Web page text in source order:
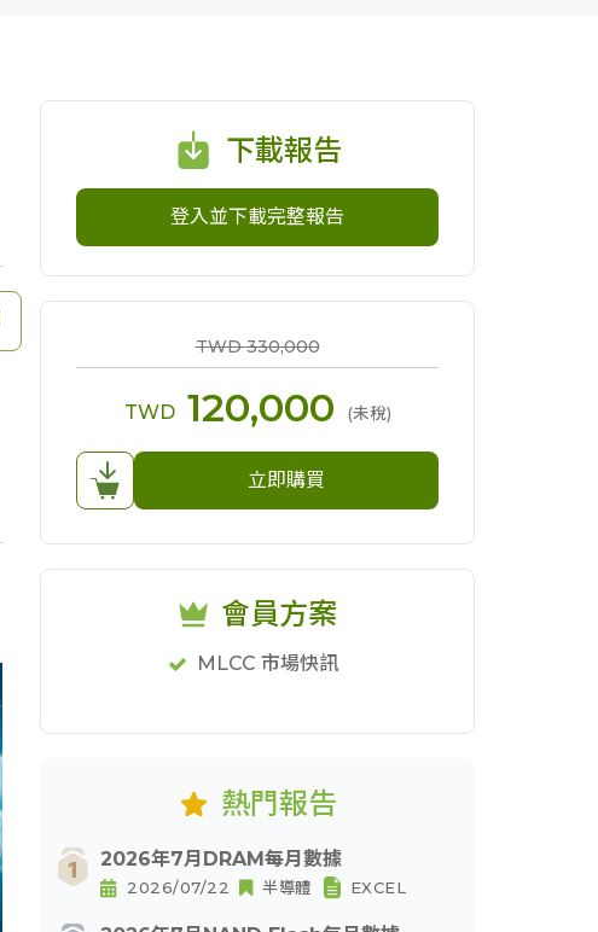
下載報告
登入並下載完整報告
TWD330,000
TWD 120,000 (未稅)
立即購買
會員方案
MLCC 市場快訊
熱門報告
2026年7月DRAM每月數據
2026/07/22 半導體 EXCEL